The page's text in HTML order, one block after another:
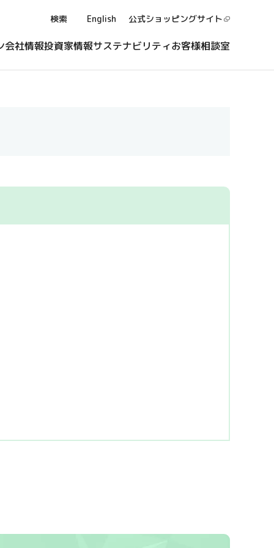
検索 English 公式ショッピングサイト
会社情報投資家情報サステナビリティお客様相談室